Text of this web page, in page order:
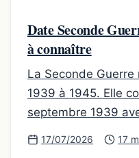
Date Seconde
à connaître
La Seconde
1939 à 1945. Elle
septembre 1939
Pologne, s’élargit
17/07/2026 17